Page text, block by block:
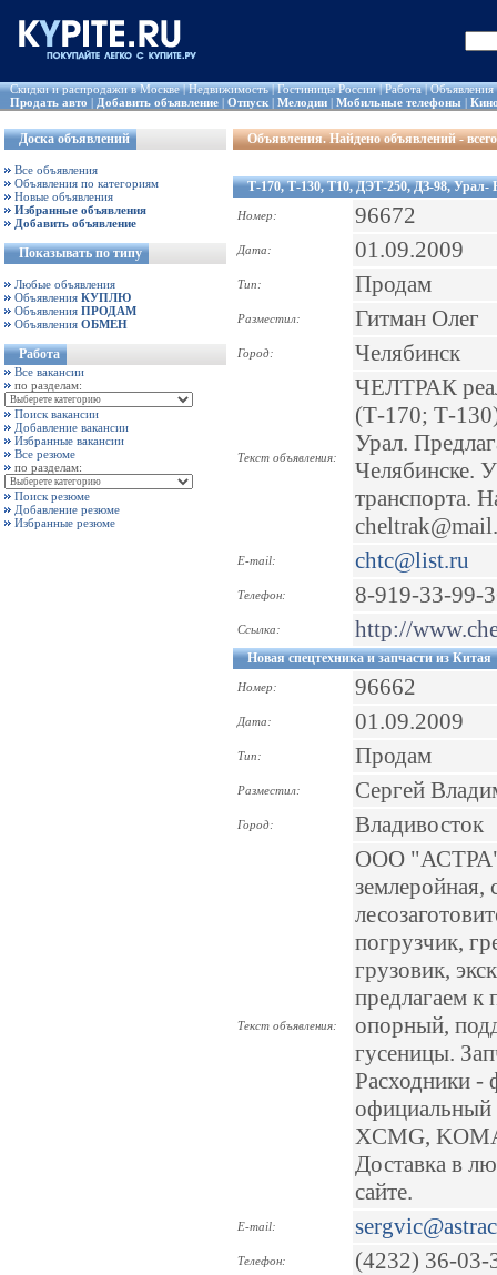
Скидки и распродажи в Москве|Недвижимость|Гостиницы России|Работа|Объявления
Продать авто | Добавить объявление | Отпуск | Мелодии | Мобильные телефоны |
Доска объявлений
Все объявления
Объявления по категориям
Новые объявления
Избранные объявления
Добавить объявление
Показывать по типу
Любые объявления
Объявления КУПЛЮ
Объявления ПРОДАМ
Объявления ОБМЕН
Работа
Все вакансии
по разделам:
Поиск вакансии
Добавление вакансии
Избранные вакансии
Все резюме
по разделам:
Поиск резюме
Добавление резюме
Избранные резюме
Объявления. Найдено объявлений -
Т-170, Т-130, Т10, ДЭТ-250, ДЗ-98, Урал-
Номер: 96672
Дата: 01.09.2009
Тип: Продам
Разместил: Гитман Олег
Город: Челябинск
Текст объявления:
ЧЕЛТРАК
(Т-170; Т-
Урал.
Челябинске.
транспорта.
E-mail: chtc@list.ru
Телефон: 8-919-33-99-
Ссылка: http://
Новая спецтехника и запчасти из Китая
Номер: 96662
Дата: 01.09.2009
Тип: Продам
Разместил: Сергей
Город: Владивосток
Текст объявления:
ООО "АСТРА"
землеройная,
погрузчик,
грузовик,
предлагаем к
опорный,
гусеницы.
Расходники
официальный
XCMG,
Доставка в
сайте.
E-mail:
Телефон: (4232) 36-03-